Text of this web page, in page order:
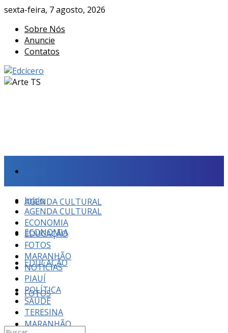
sexta-feira, 7 agosto, 2026
Sobre Nós
Anuncie
Contatos
AGENDA CULTURAL
ECONOMIA
EDUCAÇÃO
FOTOS
MARANHÃO
Início
AGENDA CULTURAL
ECONOMIA
EDUCAÇÃO
FOTOS
MARANHÃO
NOTÍCIAS
PIAUÍ
POLÍTICA
SAÚDE
TERESINA